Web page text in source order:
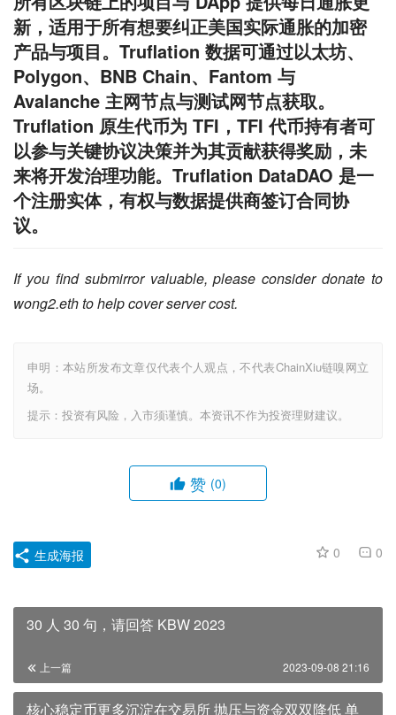
新，适用于所有想要纠正美国实际通胀的加密
产品与项目。Truflation 数据可通过以太坊、
Polygon、BNB Chain、Fantom 与
Avalanche 主网节点与测试网节点获取。
Truflation 原生代币为 TFI，TFI 代币持有者可
以参与关键协议决策并为其贡献获得奖励，未
来将开发治理功能。Truflation DataDAO 是一
个注册实体，有权与数据提供商签订合同协
议。
If you find submirror valuable, please consider donate to
wong2.eth to help cover server cost.
申明：本站所发布文章仅代表个人观点，不代表ChainXiu链嗅网立
场。
提示：投资有风险，入市须谨慎。本资讯不作为投资理财建议。
赞 (0)
0 0
生成海报
30 人 30 句，请回答 KBW 2023
上一篇 2023-09-08 21:16
核心稳定币更多沉淀在交易所 抛压与资金双双降低 单